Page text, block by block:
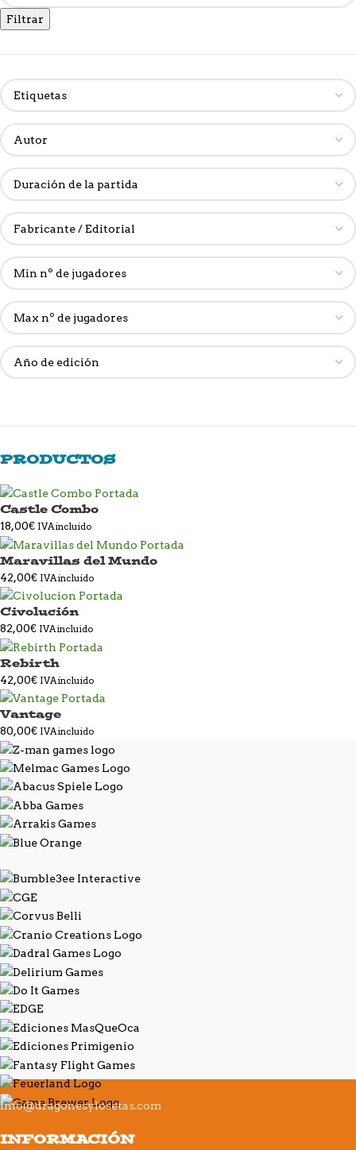
Filtrar
PRODUCTOS
Castle Combo
18,00€ IVA incluido
Maravillas del Mundo
42,00€ IVA incluido
Civolución
82,00€ IVA incluido
Rebirth
42,00€ IVA incluido
Vantage
80,00€ IVA incluido
info@dragonesylosetas.com
INFORMACIÓN